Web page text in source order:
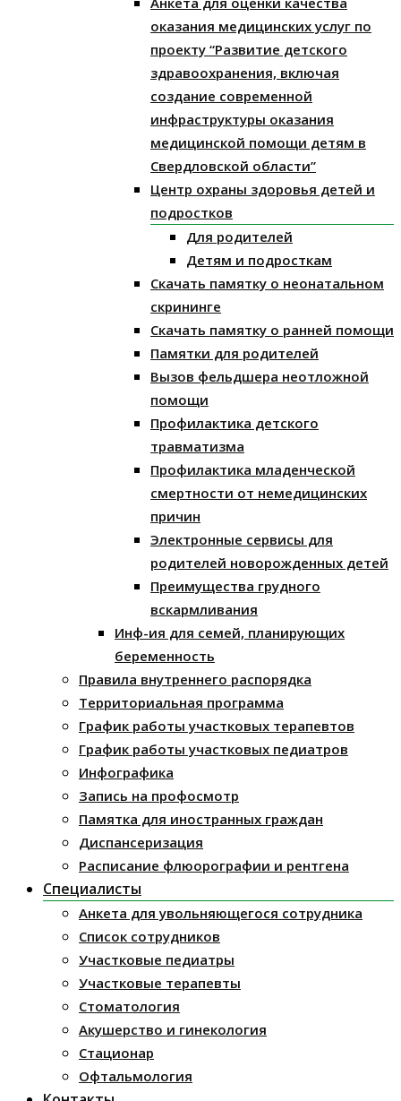
оказания медицинских услуг по
проекту “Развитие детского
здравоохранения, включая
создание современной
инфраструктуры оказания
медицинской помощи детям в
Свердловской области”
Центр охраны здоровья детей и
подростков
Для родителей
Детям и подросткам
Скачать памятку о неонатальном
скрининге
Скачать памятку о ранней помощи
Памятки для родителей
Вызов фельдшера неотложной
помощи
Профилактика детского
травматизма
Профилактика младенческой
смертности от немедицинских
причин
Электронные сервисы для
родителей новорожденных детей
Преимущества грудного
вскармливания
Инф-ия для семей, планирующих
беременность
Правила внутреннего распорядка
Территориальная программа
График работы участковых терапевтов
График работы участковых педиатров
Инфографика
Запись на профосмотр
Памятка для иностранных граждан
Диспансеризация
Расписание флюорографии и рентгена
Специалисты
Анкета для увольняющегося сотрудника
Список сотрудников
Участковые педиатры
Участковые терапевты
Стоматология
Акушерство и гинекология
Стационар
Офтальмология